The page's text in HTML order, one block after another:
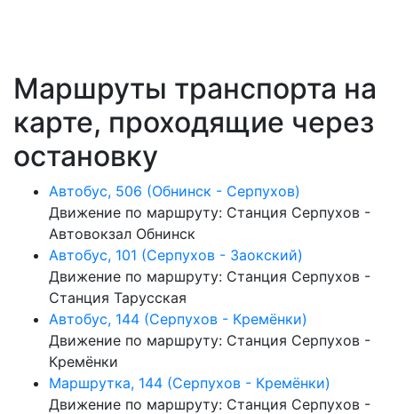
Маршруты транспорта на
карте, проходящие через
остановку
Автобус, 506 (Обнинск - Серпухов)
Движение по маршруту: Станция Серпухов -
Автовокзал Обнинск
Автобус, 101 (Серпухов - Заокский)
Движение по маршруту: Станция Серпухов -
Станция Тарусская
Автобус, 144 (Серпухов - Кремёнки)
Движение по маршруту: Станция Серпухов -
Кремёнки
Маршрутка, 144 (Серпухов - Кремёнки)
Движение по маршруту: Станция Серпухов -